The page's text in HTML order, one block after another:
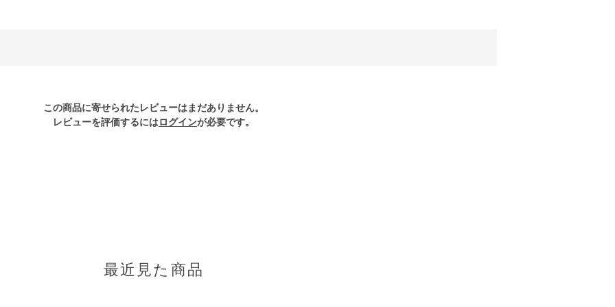
この商品に寄せられたレビューはまだありません。
レビューを評価するにはログインが必要です。
最近見た商品